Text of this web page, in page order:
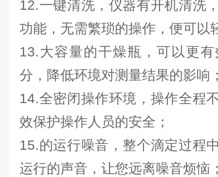
12.一键清洗，仪器有开机清洗
功能，无需繁琐的操作，便可以
13.大容量的干燥瓶，可以更
分，降低环境对测量结果的影响
14.全密闭操作环境，操作全程
效保护操作人员的安全；
15.的运行噪音，整个滴定过程
运行的声音，让您远离噪音烦恼